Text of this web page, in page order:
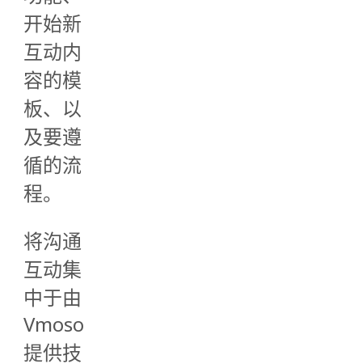
开始新
互动内
容的模
板、以
及要遵
循的流
程。
将沟通
互动集
中于由
Vmoso
提供技